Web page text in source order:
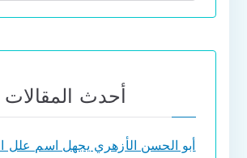
أحدث المقالات
أبو الحسن الأزهري يجهل اسم علل